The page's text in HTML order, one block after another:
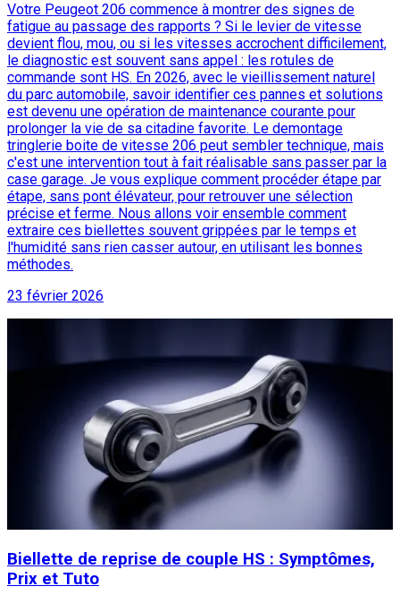
Votre Peugeot 206 commence à montrer des signes de
fatigue au passage des rapports ? Si le levier de vitesse
devient flou, mou, ou si les vitesses accrochent difficilement,
le diagnostic est souvent sans appel : les rotules de
commande sont HS. En 2026, avec le vieillissement naturel
du parc automobile, savoir identifier ces pannes et solutions
est devenu une opération de maintenance courante pour
prolonger la vie de sa citadine favorite. Le demontage
tringlerie boite de vitesse 206 peut sembler technique, mais
c'est une intervention tout à fait réalisable sans passer par la
case garage. Je vous explique comment procéder étape par
étape, sans pont élévateur, pour retrouver une sélection
précise et ferme. Nous allons voir ensemble comment
extraire ces biellettes souvent grippées par le temps et
l'humidité sans rien casser autour, en utilisant les bonnes
méthodes.
23 février 2026
Biellette de reprise de couple HS : Symptômes,
Prix et Tuto